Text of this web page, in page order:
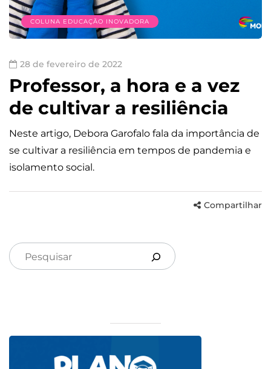
COLUNA EDUCAÇÃO INOVADORA
28 de fevereiro de 2022
Professor, a hora e a vez
de cultivar a resiliência
Neste artigo, Debora Garofalo fala da importância de
se cultivar a resiliência em tempos de pandemia e
isolamento social.
Compartilhar